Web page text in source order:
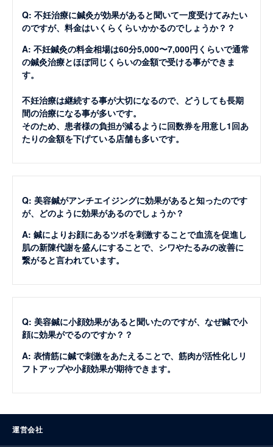
Q: 不妊治療に鍼灸が効果があると聞いて一度受けてみたい
のですが、料金はいくらくらいかかるのでしょうか？？
A: 不妊鍼灸の料金相場は60分5,000〜7,000円くらいで通常
の鍼灸治療とほぼ同じくらいの金額で受ける事ができま
す。
不妊治療は継続する事が大切になるので、どうしても長期
間の治療になる事が多いです。
そのため、患者様の負担が減るように回数券を用意し1回あ
たりの金額を下げている店舗も多いです。
Q: 美容鍼がアンチエイジングに効果があると知ったのです
が、どのように効果があるのでしょうか？
A: 鍼によりお顔にあるツボを刺激することで血流を促進し
肌の新陳代謝を盛んにすることで、シワやたるみの改善に
繋がると言われています。
Q: 美容鍼に小顔効果があると聞いたのですが、なぜ鍼で小
顔に効果がでるのですか？？
A: 表情筋に鍼で刺激をあたえることで、筋肉が活性化しリ
フトアップや小顔効果が期待できます。
運営会社